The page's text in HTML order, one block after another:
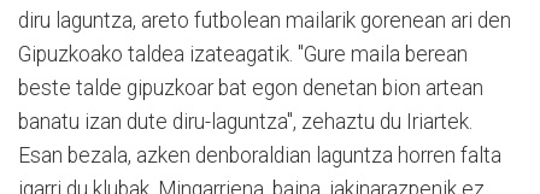
diru laguntza, areto futbolean mailarik gorenean ari den
Gipuzkoako taldea izateagatik. "Gure maila berean
beste talde gipuzkoar bat egon denetan bion artean
banatu izan dute diru-laguntza", zehaztu du Iriartek.
Esan bezala, azken denboraldian laguntza horren falta
igarri du klubak. Mingarriena, baina, jakinarazpenik ez